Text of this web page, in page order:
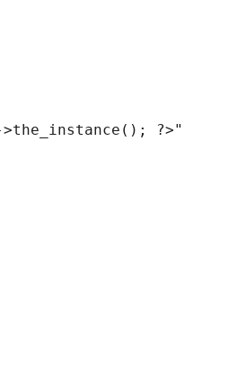
>the_instance(); ?>"